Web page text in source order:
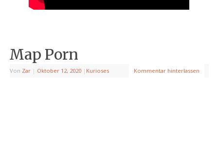
Map Porn
Von Zar | Oktober 12, 2020 | Kurioses Kommentar hinterlassen